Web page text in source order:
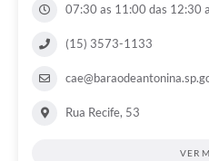
07:30 as 11:00 das 12:30
(15) 3573-1133
Rua Recife, 53
VER